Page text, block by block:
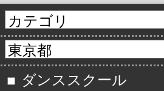
ダンススクール